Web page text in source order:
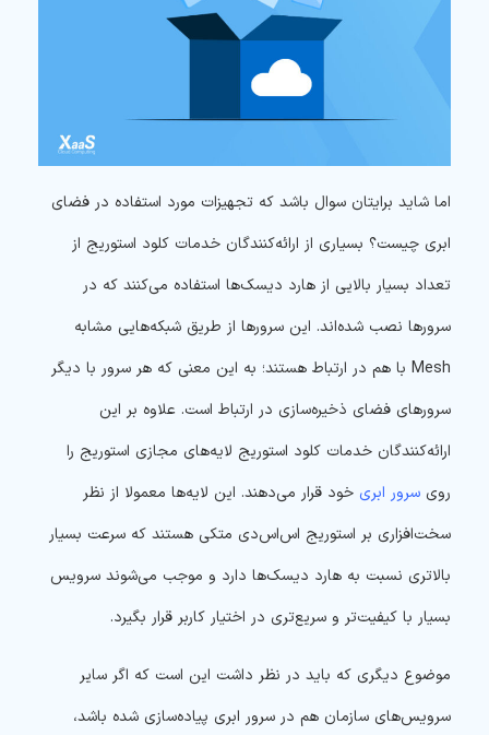
اما شاید برایتان سوال باشد که تجهیزات مورد استفاده در فضای
ابری چیست؟ بسیاری از ارائه‌کنندگان خدمات کلود استوریج از
تعداد بسیار بالایی از هارد دیسک‌ها استفاده می‌کنند که در
سرورها نصب شده‌اند. این سرورها از طریق شبکه‌هایی مشابه
Mesh با هم در ارتباط هستند؛‌ به این معنی که هر سرور با دیگر
سرورهای فضای ذخیره‌سازی در ارتباط است. علاوه بر این
ارائه‌کنندگان خدمات کلود استوریج لایه‌های مجازی استوریج را
روی سرور ابری خود قرار می‌دهند. این لایه‌ها معمولا از نظر
سخت‌افزاری بر استوریج اس‌اس‌دی متکی هستند که سرعت بسیار
بالاتری نسبت به هارد دیسک‌ها دارد و موجب می‌شوند سرویس
بسیار با کیفیت‌تر و سریع‌تری در اختیار کاربر قرار بگیرد.
موضوع دیگری که باید در نظر داشت این است که اگر سایر
سرویس‌های سازمان هم در سرور ابری پیاده‌سازی شده باشد،